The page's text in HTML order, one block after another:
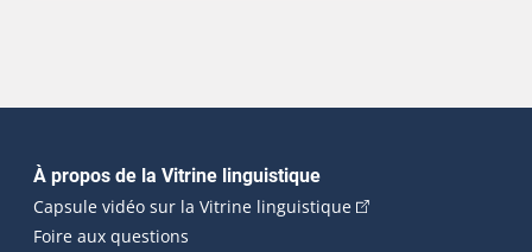
Navigation principale
À propos de la Vitrine linguistique
Capsule vidéo sur la Vitrine linguistique(Cet hyperlien
Foire aux questions